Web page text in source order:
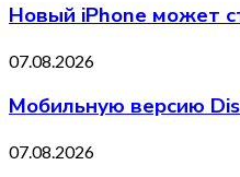
Новый iPhone может
07.08.2026
Мобильную версию
07.08.2026